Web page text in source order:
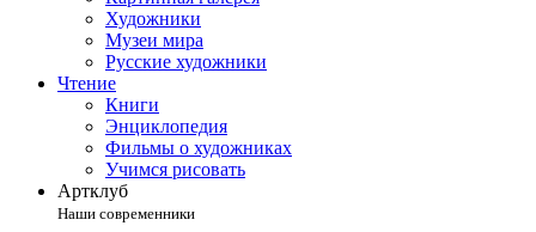
Художники
Музеи мира
Русские художники
Чтение
Книги
Энциклопедия
Фильмы о художниках
Учимся рисовать
Артклуб
Наши современники